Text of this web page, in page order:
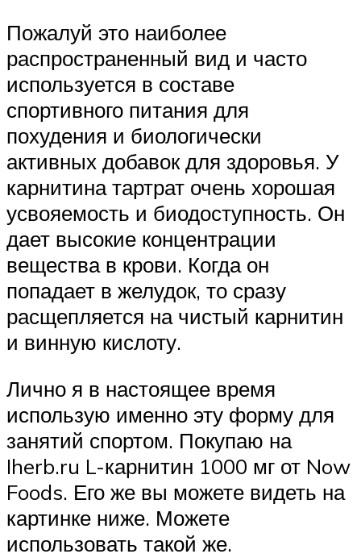
Пожалуй это наиболее
распространенный вид и часто
используется в составе
спортивного питания для
похудения и биологически
активных добавок для здоровья. У
карнитина тартрат очень хорошая
усвояемость и биодоступность. Он
дает высокие концентрации
вещества в крови. Когда он
попадает в желудок, то сразу
расщепляется на чистый карнитин
и винную кислоту.
Лично я в настоящее время
использую именно эту форму для
занятий спортом. Покупаю на
Iherb.ru L-карнитин 1000 мг от Now
Foods. Его же вы можете видеть на
картинке ниже. Можете
использовать такой же.